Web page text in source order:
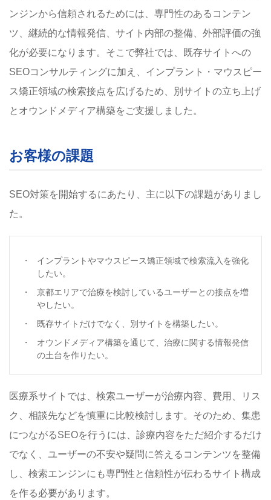
ンジンから信頼されるためには、専門性のあるコンテン
ツ、継続的な情報発信、サイト内部の整備、外部評価の強
化が必要になります。そこで弊社では、既存サイトへの
SEOコンサルティングに加え、インプラント・マウスピー
ス矯正領域の検索接点を広げるため、別サイトの立ち上げ
とオウンドメディア構築をご支援しました。
お客様の課題
SEO対策を開始するにあたり、主に以下の課題がありまし
た。
インプラントやマウスピース矯正領域で検索流入を強化
したい。
京都エリアで治療を検討しているユーザーとの接点を増
やしたい。
既存サイトだけでなく、別サイトを構築したい。
オウンドメディア構築を通じて、治療に関する情報発信
の土台を作りたい。
医療系サイトでは、検索ユーザーが治療内容、費用、リス
ク、相談先などを慎重に比較検討します。そのため、集患
につながるSEOを行うには、診療内容をただ紹介するだけ
でなく、ユーザーの不安や疑問に答えるコンテンツを整備
し、検索エンジンにも専門性と信頼性が伝わるサイト構成
を作る必要があります。